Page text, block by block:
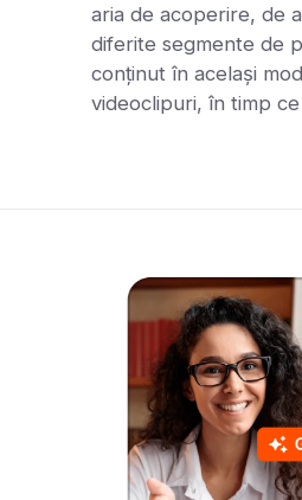
aria de acoperire, de
diferite segmente de
conținut în același
videoclipuri, în timp